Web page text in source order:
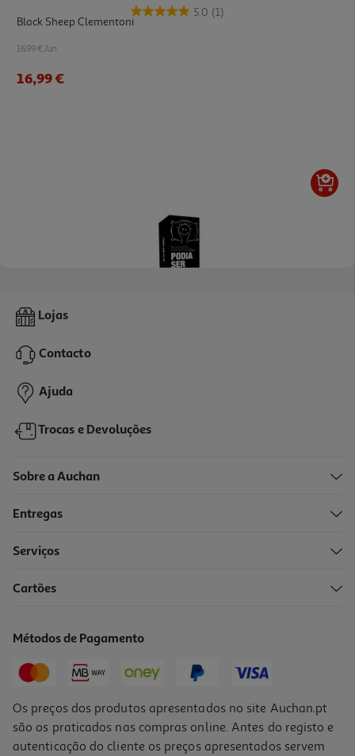
5.0 (1)
Black Sheep Clementoni
16.99 €/un
16,99 €
Podia Ser Pior Creative Toys
19,99 €
Lojas
Contacto
Ajuda
Trocas e Devoluções
Sobre a Auchan
Entregas
Serviços
Cartões
Métodos de Pagamento
Os preços dos produtos apresentados no site Auchan.pt
são os praticados nas compras online. Antes do registo e
autenticação do cliente os preços apresentados servem